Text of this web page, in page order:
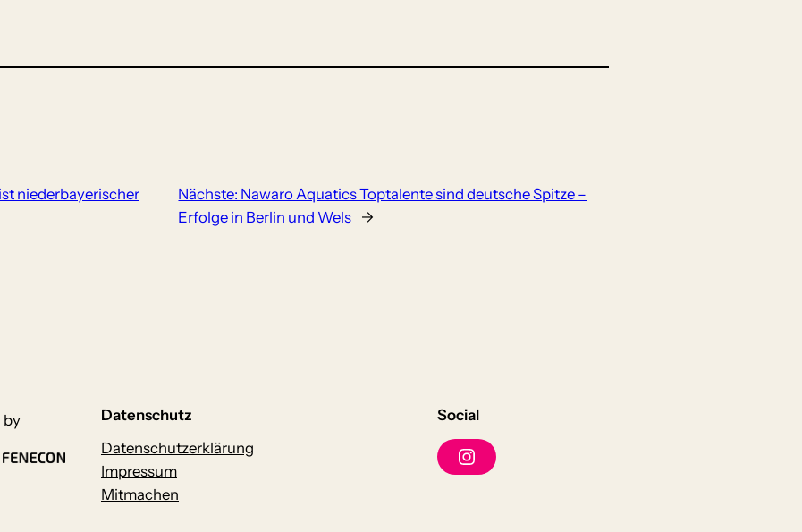
niederbayerischer
Nächste: Nawaro Aquatics Toptalente sind deutsche Spitze –
Erfolge in Berlin und Wels →
by
Datenschutz
Datenschutzerklärung
Impressum
Mitmachen
Social
I
n